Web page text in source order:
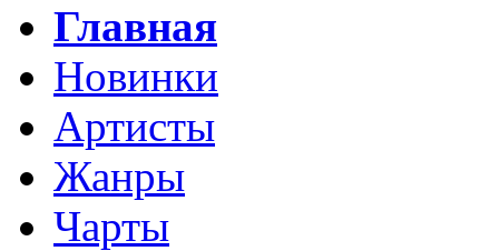
Главная
Новинки
Артисты
Жанры
Чарты